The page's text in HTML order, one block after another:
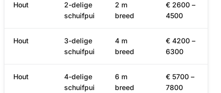
Hout
2-delige
schuifpui
2 m
breed
€ 2600 –
4500
Hout
3-delige
schuifpui
4 m
breed
€ 4200 –
6300
Hout
4-delige
schuifpui
6 m
breed
€ 5700 –
7800